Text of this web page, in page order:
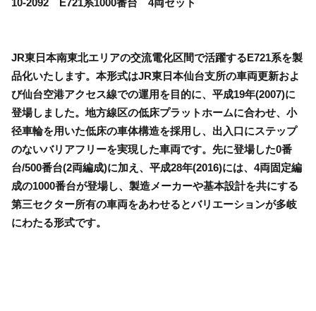
JR東日本南東北エリアの交流電化区間で活躍するE721系を製
品化いたします。本形式はJR東日本仙台支所の車両更新およ
び仙台空港アクセス線での運用を目的に、平成19年(2007)に
登場しました。地方線区の低床プラットホームに合わせ、小
径車輪を用いた低床の車体構造を採用し、出入口にステップ
のないバリアフリーを実現した車両です。先に登場した0番
台/500番台(2両編成)に加え、平成28年(2016)には、4両固定編
成の1000番台が登場し、製造メーカーや基本設計を共にする
第三セクター所有の車両をあわせるとバリエーションが多岐
にわたる形式です。